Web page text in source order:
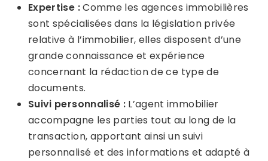
Expertise :Comme les agences immobilières
sont spécialisées dans la législation privée
relative à l’immobilier, elles disposent d’une
grande connaissance et expérience
concernant la rédaction de ce type de
documents.
Suivi personnalisé : L’agent immobilier
accompagne les parties tout au long de la
transaction, apportant ainsi un suivi
personnalisé et des informations et adapté à